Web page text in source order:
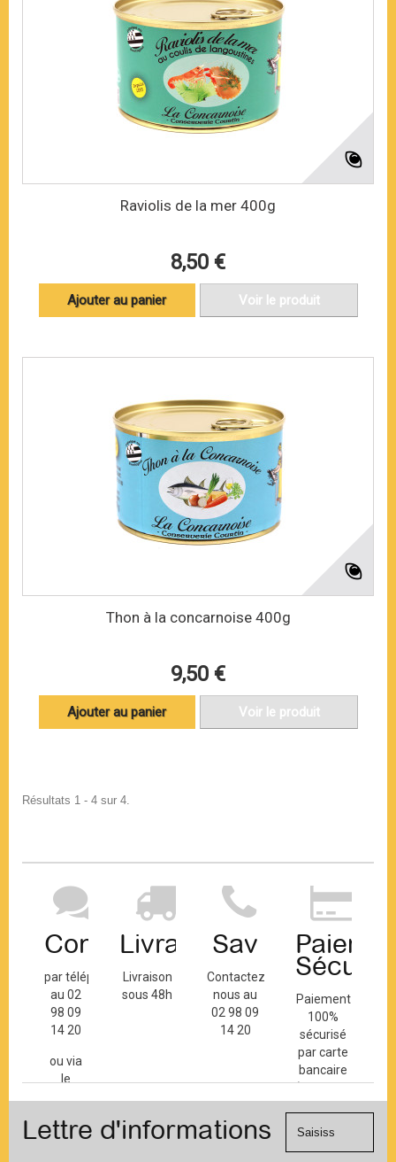
Raviolis de la mer 400g
8,50 €
Ajouter au panier Voir le produit
Thon à la concarnoise 400g
9,50 €
Ajouter au panier Voir le produit
Résultats 1 - 4 sur 4.
Contact
par téléphone
au 02
98 09
14 20
ou via
le
contact
Livraison
Livraison
sous 48h
Sav
Contactez-
nous au
02 98 09
14 20
Paiement
100%
sécurisé
par carte
bancaire
(Mastercard,
Visa, ...) et
Lettre d'informations